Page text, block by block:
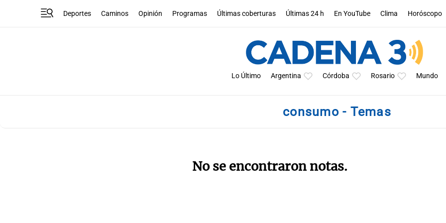
Deportes Caminos Opinión Programas Últimas coberturas Últimas 24 h En YouTube Clima Horóscopo
Lo Último Argentina Córdoba Rosario Mundo
consumo - Temas
No se encontraron notas.